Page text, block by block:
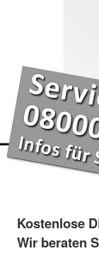
Kostenlose
Wir beraten